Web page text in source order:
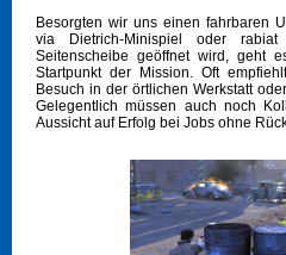
Besorgten wir uns einen fahrbaren
via Dietrich-Minispiel oder
Seitenscheibe geöffnet wird, geht
Startpunkt der Mission. Oft
Besuch in der örtlichen Werkstatt
Gelegentlich müssen auch noch
Aussicht auf Erfolg bei Jobs ohne